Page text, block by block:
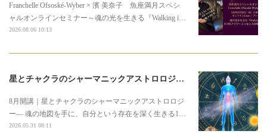
Franchelle Ofsoské-Wyber × 濱 美奈子 魚座満月スペシ
ャルオンラインセミナー～魂の光を生きる『Walking i…
2026.08.06 10:13
星とチャクラのシャーマニックアストロロジー3期募集のお知らせ
8月開講｜星とチャクラのシャーマニックアストロロジ
ー― 魂の地図を手に、自分という存在を深く生きる1…
2026.05.31 08:11